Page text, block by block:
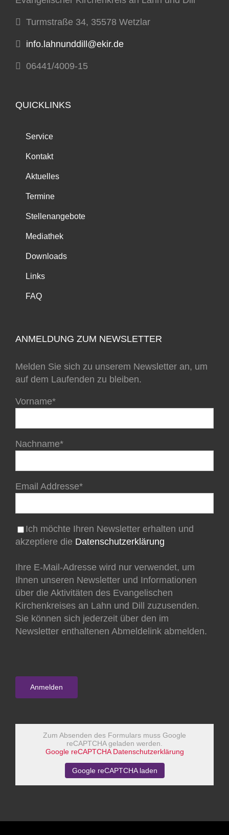
Turmstraße 34, 35578 Wetzlar
info.lahnunddill@ekir.de
06441/4009-15
QUICKLINKS
Service
Kontakt
Aktuelles
Termine
Stellenangebote
Mediathek
Downloads
Links
FAQ
ANMELDUNG ZUM NEWSLETTER
Melden Sie sich zu unserem Newsletter an, um
auf dem Laufenden zu bleiben.
Vorname*
Nachname*
Email Addresse*
Ich möchte Ihren Newsletter erhalten und
akzeptiere die Datenschutzerklärung
Ihre E-Mail-Adresse wird nur verwendet, um
Ihnen unseren Newsletter und Informationen
über die Aktivitäten des Evangelischen
Kirchenkreises an Lahn und Dill zuzusenden.
Sie können sich jederzeit über den im
Newsletter enthaltenen Abmeldelink abmelden.
Zum Absenden des Formulars muss Google
reCAPTCHA geladen werden.
Google reCAPTCHA Datenschutzerklärung
Google reCAPTCHA laden